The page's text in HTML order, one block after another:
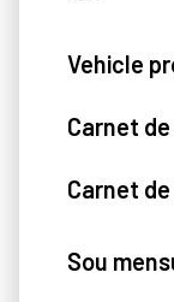
Vehicle
Carnet
Carnet
Sou